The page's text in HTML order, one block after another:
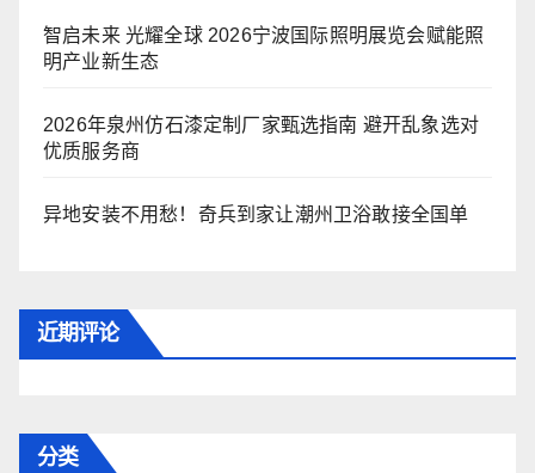
智启未来 光耀全球 2026宁波国际照明展览会赋能照
明产业新生态
2026年泉州仿石漆定制厂家甄选指南 避开乱象选对
优质服务商
异地安装不用愁！奇兵到家让潮州卫浴敢接全国单
近期评论
分类